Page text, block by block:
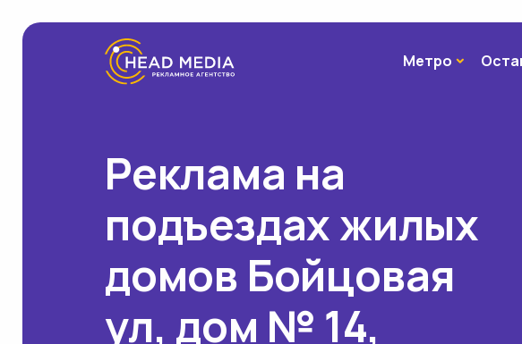
МетроМетро
Реклама на
подъездах жилых
домов Бойцовая
ул, дом № 14,